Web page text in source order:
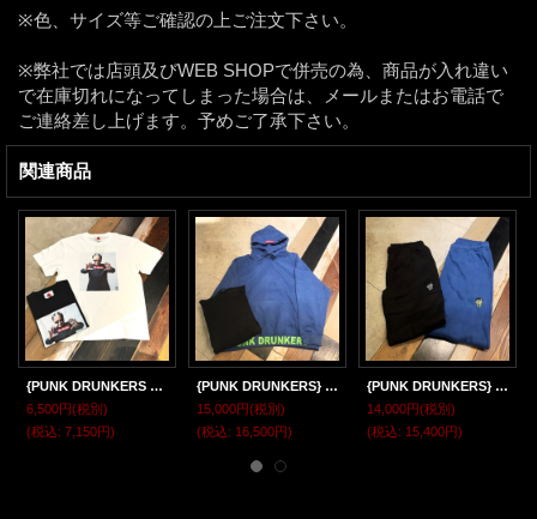
※色、サイズ等ご確認の上ご注文下さい。
※弊社では店頭及びWEB SHOPで併売の為、商品が入れ違い
で在庫切れになってしまった場合は、メールまたはお電話で
ご連絡差し上げます。予めご了承下さい。
関連商品
{PUNK DRUNKERS x Mr.マリック} フォトTEE
6,500円(税別)
(税込: 7,150円)
{PUNK DRUNKERS} あいつキルティングパーカ
15,000円(税別)
(税込: 16,500円)
{PUNK DRUNKERS} あいつキルティングスウェットパンツ
14,000円(税別)
(税込: 15,400円)